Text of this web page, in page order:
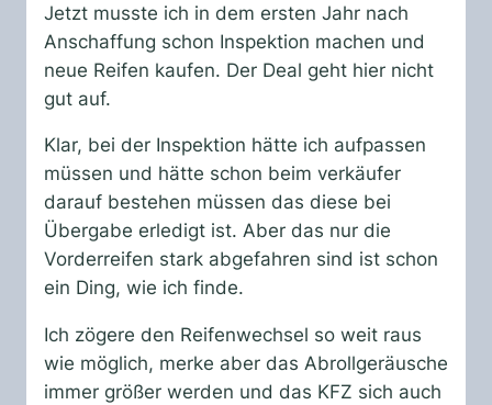
Jetzt musste ich in dem ersten Jahr nach
Anschaffung schon Inspektion machen und
neue Reifen kaufen. Der Deal geht hier nicht
gut auf.
Klar, bei der Inspektion hätte ich aufpassen
müssen und hätte schon beim verkäufer
darauf bestehen müssen das diese bei
Übergabe erledigt ist. Aber das nur die
Vorderreifen stark abgefahren sind ist schon
ein Ding, wie ich finde.
Ich zögere den Reifenwechsel so weit raus
wie möglich, merke aber das Abrollgeräusche
immer größer werden und das KFZ sich auch